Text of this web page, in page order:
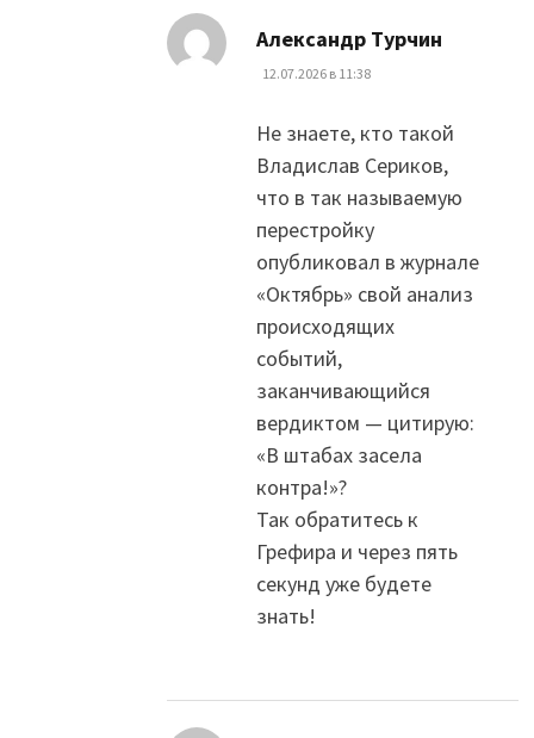
Александр Турчин
12.07.2026 в 11:38
Не знаете, кто такой
Владислав Сериков,
что в так называемую
перестройку
опубликовал в журнале
«Октябрь» свой анализ
происходящих
событий,
заканчивающийся
вердиктом — цитирую:
«В штабах засела
контра!»?
Так обратитесь к
Грефира и через пять
секунд уже будете
знать!